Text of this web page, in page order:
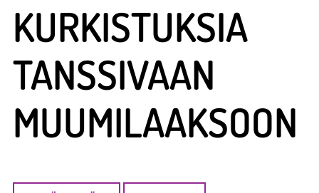
KURKISTUKSIA
TANSSIVAAN
MUUMILAAKSOON